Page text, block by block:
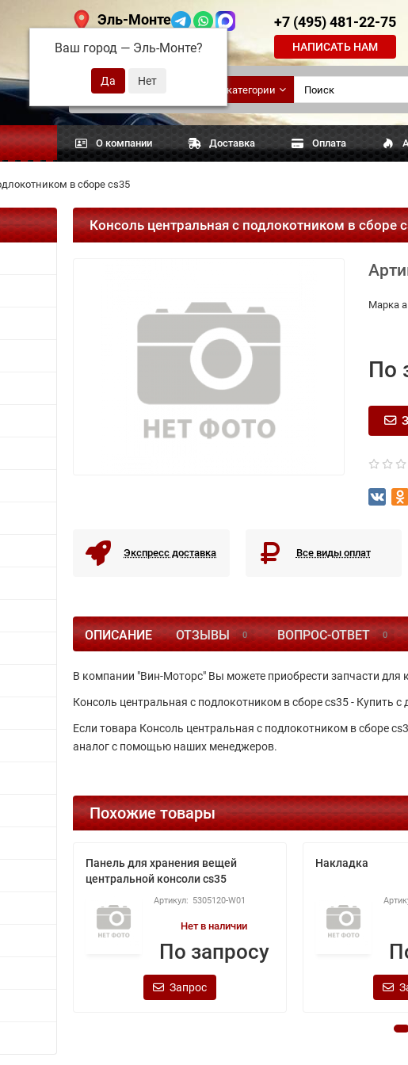
Эль-Монте
Ваш город — Эль-Монте?
+7 (495) 481-22-75
НАПИСАТЬ НАМ
Китайские
автозапчасти
Все категории
О компании Доставка Оплата
в сборе cs35
Консоль центральная с подлокотником в сборе
Марка
По
Экспресс доставка Все виды оплат
ОПИСАНИЕ ОТЗЫВЫ 0 ВОПРОС-ОТВЕТ 0
В компании "Вин-Моторс" Вы можете приобрести запчасти для
Консоль центральная с подлокотником в сборе cs35 - Купить с
Если товара Консоль центральная с подлокотником в сборе
аналог с помощью наших менеджеров.
Похожие товары
Панель для хранения вещей
центральной консоли cs35
5305120-W01
Нет в наличии
По запросу
Запрос
Накладка